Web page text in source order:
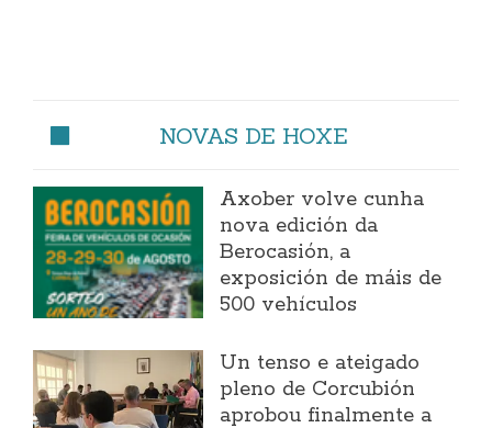
NOVAS DE HOXE
Axober volve cunha
nova edición da
Berocasión, a
exposición de máis de
500 vehículos
Un tenso e ateigado
pleno de Corcubión
aprobou finalmente a